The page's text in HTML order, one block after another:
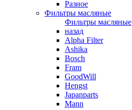
Разное
Фильтры масляные
Фильтры масляные
назад
Alpha Filter
Ashika
Bosch
Fram
GoodWill
Hengst
Japanparts
Mann